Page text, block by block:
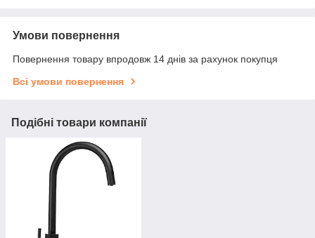
Умови повернення
Повернення товару впродовж 14 днів за рахунок покупця
Всі умови повернення
Подібні товари компанії